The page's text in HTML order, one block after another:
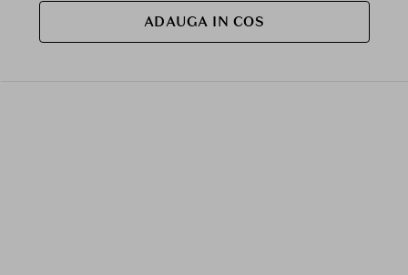
ADAUGA IN COS